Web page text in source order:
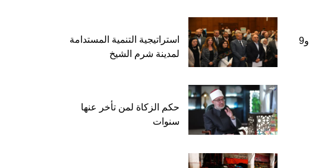
دور واحد فقط. بعد ذلك، سيتم تقسيم الفرق إلى فئتين: 9 فرق من أصحاب المراكز الأولى للتنافس على اللقب، و9
استراتيجية التنمية المستدامة
لمدينة شرم الشيخ
حكم الزكاة لمن تأخر عنها
سنوات